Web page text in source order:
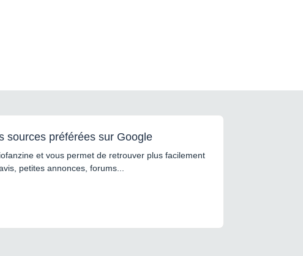
sources préférées sur Google
et vous permet de retrouver plus facilement
petites annonces, forums...